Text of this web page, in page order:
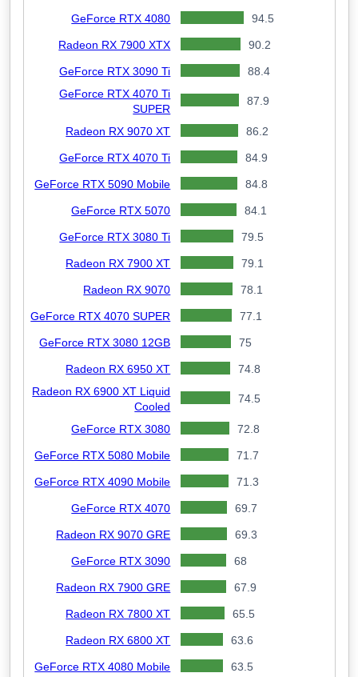
GeForce RTX 4080 94.5
Radeon RX 7900 XTX 90.2
GeForce RTX 3090 Ti
88.4
GeForce RTX 4070 Ti
SUPER
87.9
Radeon RX 9070 XT 86.2
GeForce RTX 4070 Ti 84.9
GeForce RTX 5090 Mobile 84.8
GeForce RTX 5070 84.1
GeForce RTX 3080 Ti 79.5
Radeon RX 7900 XT 79.1
Radeon RX 9070 78.1
GeForce RTX 4070 SUPER 77.1
GeForce RTX 3080 12GB 75
Radeon RX 6950 XT
74.8
Radeon RX 6900 XT Liquid
Cooled
74.5
GeForce RTX 3080 72.8
GeForce RTX 5080 Mobile 71.7
GeForce RTX 4090 Mobile 71.3
GeForce RTX 4070 69.7
Radeon RX 9070 GRE 69.3
GeForce RTX 3090 68
Radeon RX 7900 GRE 67.9
Radeon RX 7800 XT 65.5
Radeon RX 6800 XT 63.6
GeForce RTX 4080 Mobile 63.5